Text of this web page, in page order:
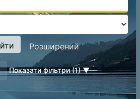
Розширений
Показати фільтри (1)